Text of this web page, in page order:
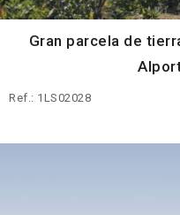
Gran parcela de
Ref.: 1LS02028